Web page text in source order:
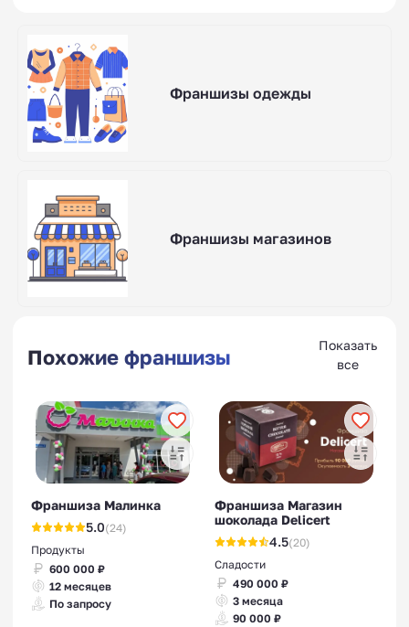
Франшизы одежды
Франшизы магазинов
Похожие франшизы
Показать
все
Франшиза Малинка
5.0(24)
Продукты
600 000 ₽
12 месяцев
По запросу
Франшиза Магазин
шоколада Delicert
4.5(20)
Сладости
490 000 ₽
3 месяца
90 000 ₽